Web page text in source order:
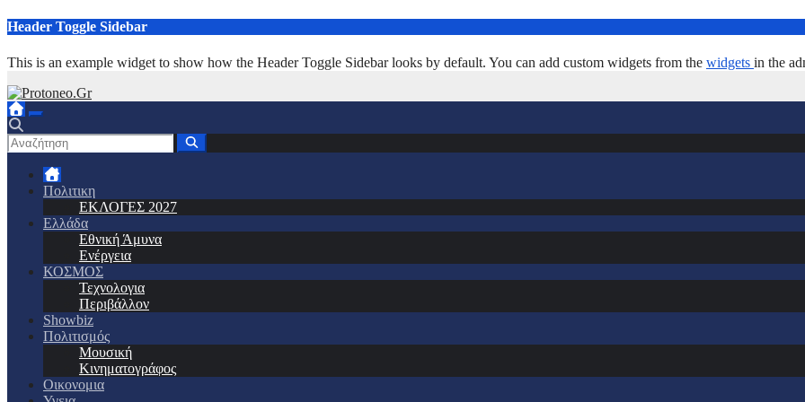
Μετάβαση
περιεχόμενο
Header Toggle Sidebar
This is an example widget to show how the Header Toggle Sidebar looks by default. You can add custom widgets from the widgets in the
Πολιτικη
ΕΚΛΟΓΕΣ 2027
Ελλάδα
Εθνική Άμυνα
Ενέργεια
ΚΟΣΜΟΣ
Τεχνολογια
Περιβάλλον
Showbiz
Πολιτισμός
Μουσική
Κινηματογράφος
Οικονομια